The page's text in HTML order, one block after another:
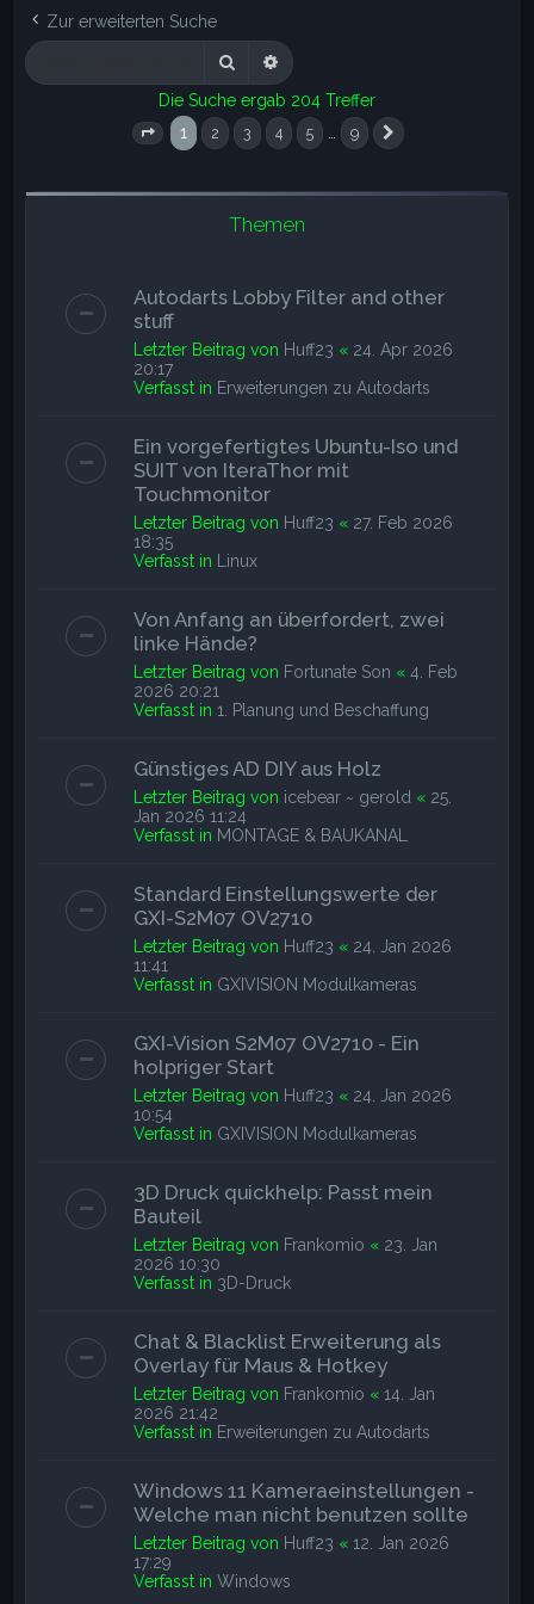
Zur erweiterten Suche
Suche Erweiterte Suche
Die Suche ergab 204 Treffer
Seite von 9
1 2 3 4 5 9
Themen
Autodarts Lobby Filter and other
stuff
Letzter Beitrag von Huff23 « 24. Apr 2026
20:17
Verfasst in Erweiterungen zu Autodarts
Ein vorgefertigtes Ubuntu-Iso und
SUIT von IteraThor mit
Touchmonitor
Letzter Beitrag von Huff23 « 27. Feb 2026
18:35
Verfasst in Linux
Von Anfang an überfordert, zwei
linke Hände?
Letzter Beitrag von Fortunate Son «4. Feb
2026 20:21
Verfasst in1. Planung und Beschaffung
Günstiges AD DIY aus Holz
Letzter Beitrag von icebear ~ gerold « 25.
Jan 2026 11:24
Verfasst in MONTAGE & BAUKANAL
Standard Einstellungswerte der
GXI-S2M07 OV2710
Letzter Beitrag von Huff23 « 24. Jan 2026
11:41
Verfasst in GXIVISION Modulkameras
GXI-Vision S2M07 OV2710 - Ein
holpriger Start
Letzter Beitrag von Huff23 « 24. Jan 2026
10:54
Verfasst in GXIVISION Modulkameras
3D Druck quickhelp: Passt mein
Bauteil
Letzter Beitrag von Frankomio « 23. Jan
2026 10:30
Verfasst in 3D-Druck
Chat & Blacklist Erweiterung als
Overlay für Maus & Hotkey
Letzter Beitrag von Frankomio «14. Jan
2026 21:42
Verfasst in Erweiterungen zu Autodarts
Windows 11 Kameraeinstellungen -
Welche man nicht benutzen sollte
Letzter Beitrag von Huff23 «12. Jan 2026
17:29
Verfasst inWindows